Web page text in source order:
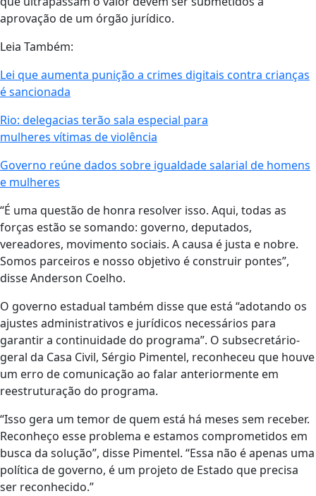
aprovação de um órgão jurídico.
Leia Também:
Lei que aumenta punição a crimes digitais contra crianças
é sancionada
Rio: delegacias terão sala especial para
mulheres vítimas de violência
Governo reúne dados sobre igualdade salarial de homens
e mulheres
“É uma questão de honra resolver isso. Aqui, todas as
forças estão se somando: governo, deputados,
vereadores, movimento sociais. A causa é justa e nobre.
Somos parceiros e nosso objetivo é construir pontes”,
disse Anderson Coelho.
O governo estadual também disse que está “adotando os
ajustes administrativos e jurídicos necessários para
garantir a continuidade do programa”. O subsecretário-
geral da Casa Civil, Sérgio Pimentel, reconheceu que houve
um erro de comunicação ao falar anteriormente em
reestruturação do programa.
“Isso gera um temor de quem está há meses sem receber.
Reconheço esse problema e estamos comprometidos em
busca da solução”, disse Pimentel. “Essa não é apenas uma
política de governo, é um projeto de Estado que precisa
ser reconhecido.”